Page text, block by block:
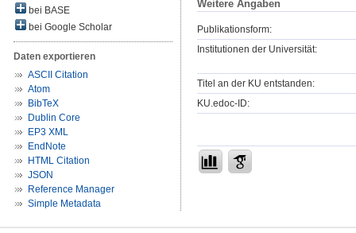
bei BASE
bei Google Scholar
Daten exportieren
ASCII Citation
Atom
BibTeX
Dublin Core
EP3 XML
EndNote
HTML Citation
JSON
Reference Manager
Simple Metadata
Weitere Angaben
Publikationsform:
Institutionen der Universität:
Titel an der KU entstanden:
KU.edoc-ID: